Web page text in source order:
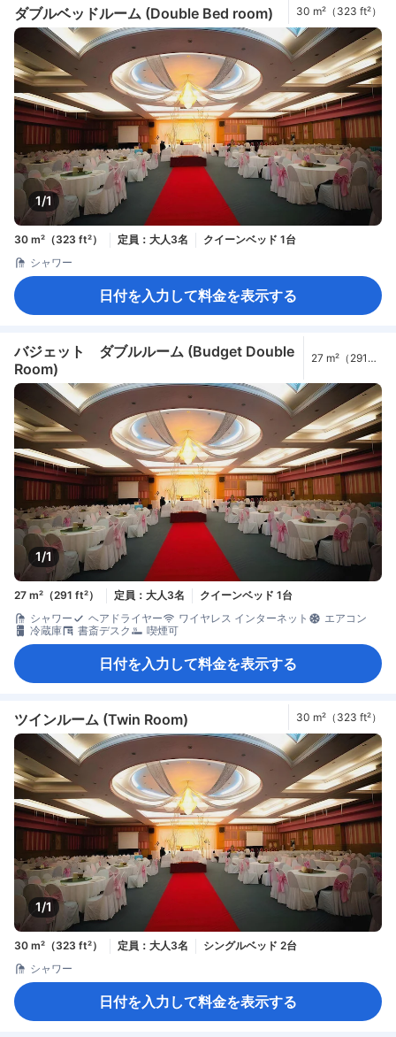
ダブルベッドルーム (Double Bed room) 30 m²（323 ft²）
1/1
30 m²（323 ft²） 定員：大人3名
クイーンベッド 1台
シャワー
日付を入力して料金を表示する
バジェット ダブルルーム (Budget Double
Room)
27 m²（291
1/1
27 m²（291 ft²） 定員：大人3名
クイーンベッド 1台
シャワー
ヘアドライヤー ワイヤレス インターネット
エアコン
冷蔵庫
書斎デスク 喫煙可
日付を入力して料金を表示する
ツインルーム (Twin Room) 30 m²（323 ft²）
1/1
30 m²（323 ft²） 定員：大人3名
シングルベッド 2台
シャワー
日付を入力して料金を表示する